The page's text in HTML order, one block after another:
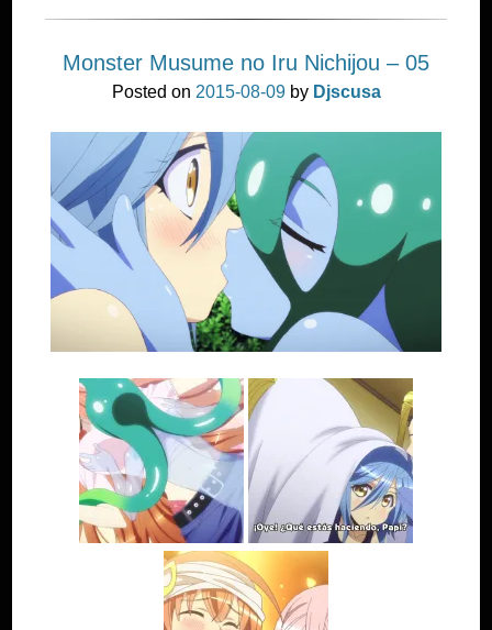
Monster Musume no Iru Nichijou – 05
Posted on 2015-08-09by Djscusa